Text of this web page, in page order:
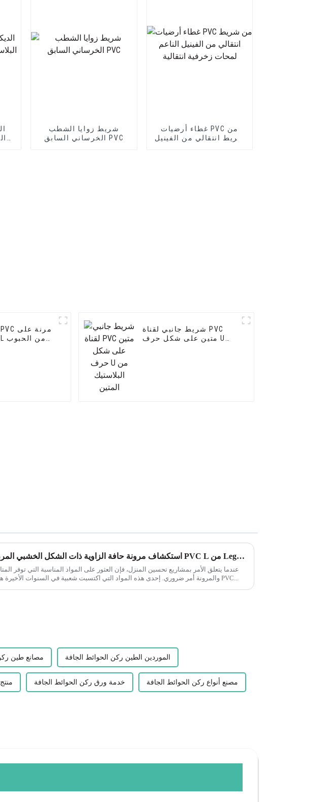
شريط زوايا الشطب
الخرساني السابق PVC
غطاء أرضيات PVC من
شريط انتقالي من الفينيل
شريط جانبي لقناة PVC
متين على شكل حرف U
استكشاف مرونة حافة الزاوية ذات الشكل الخشبي المرن PVC L من Leguwe
عندما يتعلق الأمر بمشاريع تحسين المنزل، فإن العثور على المواد المناسبة التي توفر
والمرونة أمر ضروري. إحدى هذه المواد التي اكتسبت شعبية في السنوات الأخيرة هي PVC...
مصانع طين الموردين الطين ركن الحوائط الجافة
خدمة ورق ركن الحوائط الجافة مصنع أنواع ركن الحوائط الجافة